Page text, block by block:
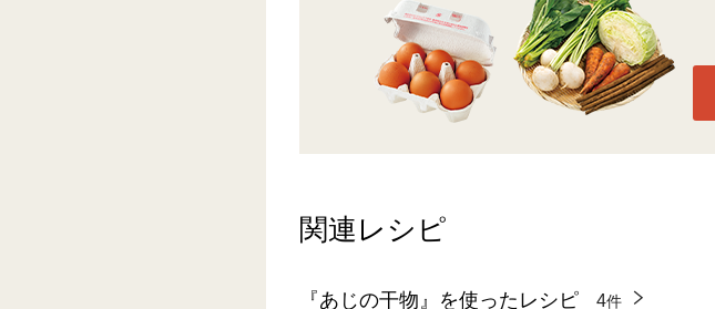
関連レシピ
『あじの干物』を使ったレシピ 4件